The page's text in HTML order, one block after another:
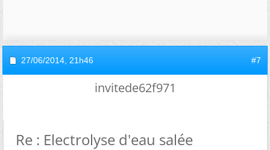
27/06/2014, 21h46 #7
invitede62f971
Re : Electrolyse d'eau salée